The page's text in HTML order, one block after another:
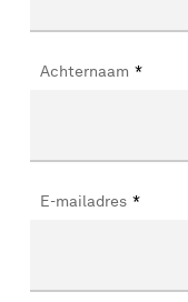
Achternaam *
E-mailadres *